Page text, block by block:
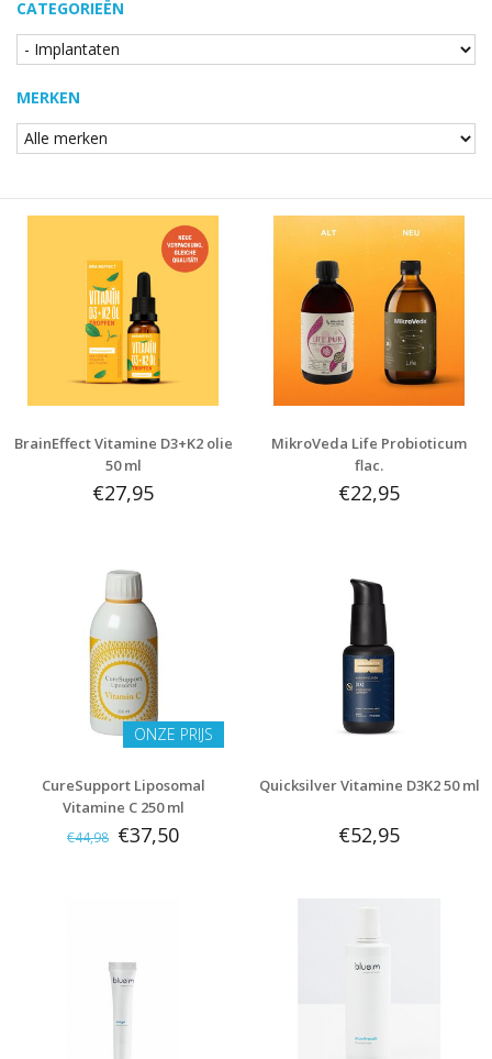
CATEGORIEËN
MERKEN
BrainEffect Vitamine D3+K2 olie
50 ml
€27,95
MikroVeda Life Probioticum
flac.
€22,95
ONZE PRIJS
CureSupport Liposomal
Vitamine C 250 ml
€44,98 €37,50
Quicksilver Vitamine D3K2 50 ml
€52,95